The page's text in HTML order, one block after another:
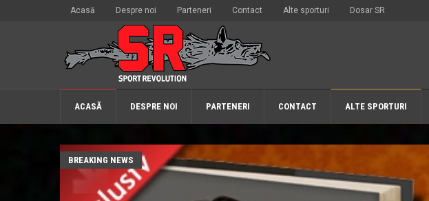
Acasă Despre noi Parteneri Contact Alte sporturi Dosar SR
ACASĂ DESPRE NOI PARTENERI CONTACT ALTE SPORTURI
BREAKING NEWS